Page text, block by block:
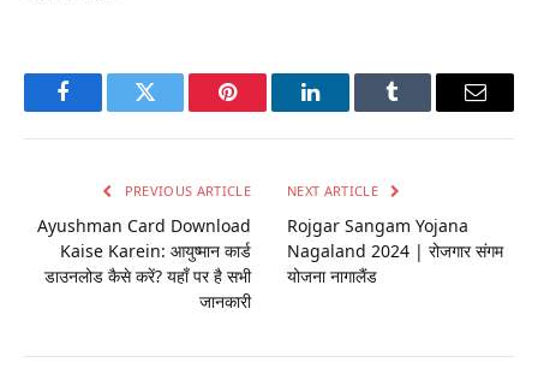
FacebookTwitter Pinterest LinkedInTumblr Email
PREVIOUS ARTICLE
Ayushman Card Download
Kaise Karein: आयुष्मान कार्ड
डाउनलोड कैसे करें? यहाँ पर है सभी
जानकारी
NEXT ARTICLE
Rojgar Sangam Yojana
Nagaland 2024 | रोजगार संगम
योजना नागालैंड